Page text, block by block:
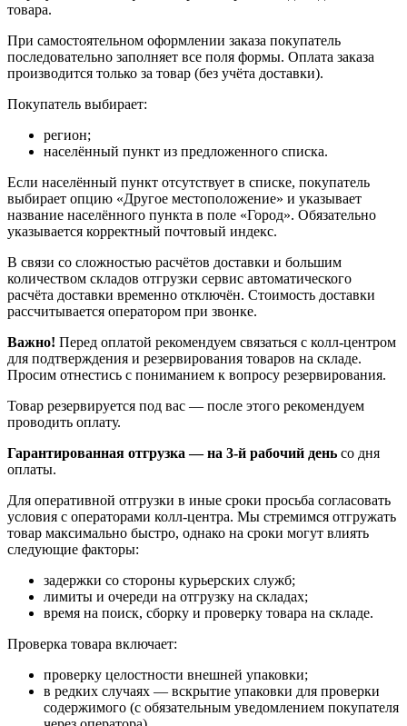
товара.
При самостоятельном оформлении заказа покупатель
последовательно заполняет все поля формы. Оплата заказа
производится только за товар (без учёта доставки).
Покупатель выбирает:
регион;
населённый пункт из предложенного списка.
Если населённый пункт отсутствует в списке, покупатель
выбирает опцию «Другое местоположение» и указывает
название населённого пункта в поле «Город». Обязательно
указывается корректный почтовый индекс.
В связи со сложностью расчётов доставки и большим
количеством складов отгрузки сервис автоматического
расчёта доставки временно отключён. Стоимость доставки
рассчитывается оператором при звонке.
Важно! Перед оплатой рекомендуем связаться с колл‑центром
для подтверждения и резервирования товаров на складе.
Просим отнестись с пониманием к вопросу резервирования.
Товар резервируется под вас — после этого рекомендуем
проводить оплату.
Гарантированная отгрузка — на 3‑й рабочий день со дня
оплаты.
Для оперативной отгрузки в иные сроки просьба согласовать
условия с операторами колл‑центра. Мы стремимся отгружать
товар максимально быстро, однако на сроки могут влиять
следующие факторы:
задержки со стороны курьерских служб;
лимиты и очереди на отгрузку на складах;
время на поиск, сборку и проверку товара на складе.
Проверка товара включает:
проверку целостности внешней упаковки;
в редких случаях — вскрытие упаковки для проверки
содержимого (с обязательным уведомлением покупателя